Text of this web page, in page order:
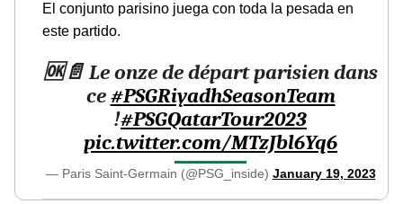
El conjunto parisino juega con toda la pesada en
este partido.
🆗📄 Le onze de départ parisien dans
ce#PSGRiyadhSeasonTeam
!#PSGQatarTour2023
pic.twitter.com/MTzJbl6Yq6
— Paris Saint-Germain (@PSG_inside) January 19, 2023